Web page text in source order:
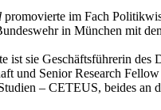
promovierte im Fach
in München mit
ist sie Geschäftsführerin des
und Senior Research
– CETEUS, beides an